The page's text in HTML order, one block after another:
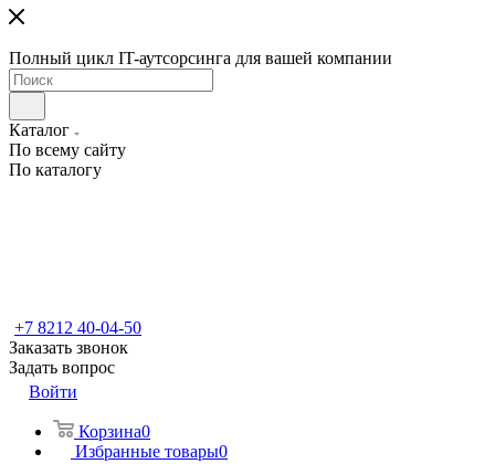
Полный цикл IT-аутсорсинга для вашей компании
Каталог
По всему сайту
По каталогу
+7 8212 40-04-50
Заказать звонок
Задать вопрос
Войти
Корзина0
Избранные товары0